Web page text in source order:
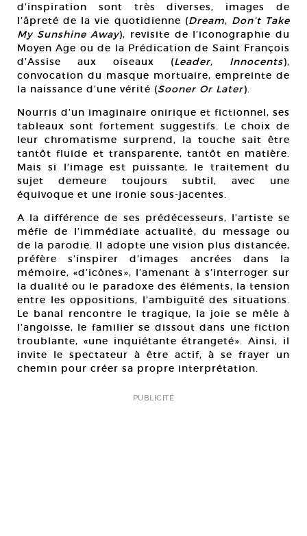
d’inspiration sont très diverses, images de
l’âpreté de la vie quotidienne (Dream, Don’t Take
My Sunshine Away), revisite de l’iconographie du
Moyen Age ou de la Prédication de Saint François
d’Assise aux oiseaux (Leader, Innocents),
convocation du masque mortuaire, empreinte de
la naissance d’une vérité (Sooner Or Later).
Nourris d’un imaginaire onirique et fictionnel, ses
tableaux sont fortement suggestifs. Le choix de
leur chromatisme surprend, la touche sait être
tantôt fluide et transparente, tantôt en matière.
Mais si l’image est puissante, le traitement du
sujet demeure toujours subtil, avec une
équivoque et une ironie sous-jacentes.
A la différence de ses prédécesseurs, l’artiste se
méfie de l’immédiate actualité, du message ou
de la parodie. Il adopte une vision plus distancée,
préfère s’inspirer d’images ancrées dans la
mémoire, «d’icônes», l’amenant à s’interroger sur
la dualité ou le paradoxe des éléments, la tension
entre les oppositions, l’ambiguïté des situations.
Le banal rencontre le tragique, la joie se mêle à
l’angoisse, le familier se dissout dans une fiction
troublante, «une inquiétante étrangeté». Ainsi, il
invite le spectateur à être actif, à se frayer un
chemin pour créer sa propre interprétation.
PUBLICITÉ